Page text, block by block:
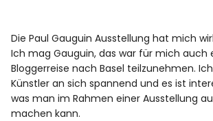
Die Paul Gauguin Ausstellung hat mich
Ich mag Gauguin, das war für mich auch
Bloggerreise nach Basel teilzunehmen.
Künstler an sich spannend und es ist
was man im Rahmen einer Ausstellung
machen kann.